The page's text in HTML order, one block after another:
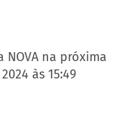
NOVA na próxima
às 15:49